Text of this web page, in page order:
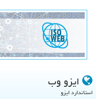
ایزو وب
استاندارد ایزو